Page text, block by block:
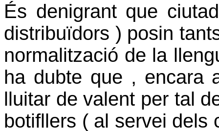
És denigrant que
distribuïdors ) posin
normalització de la
ha dubte que , encara
lluitar de valent per tal
botifllers ( al servei dels